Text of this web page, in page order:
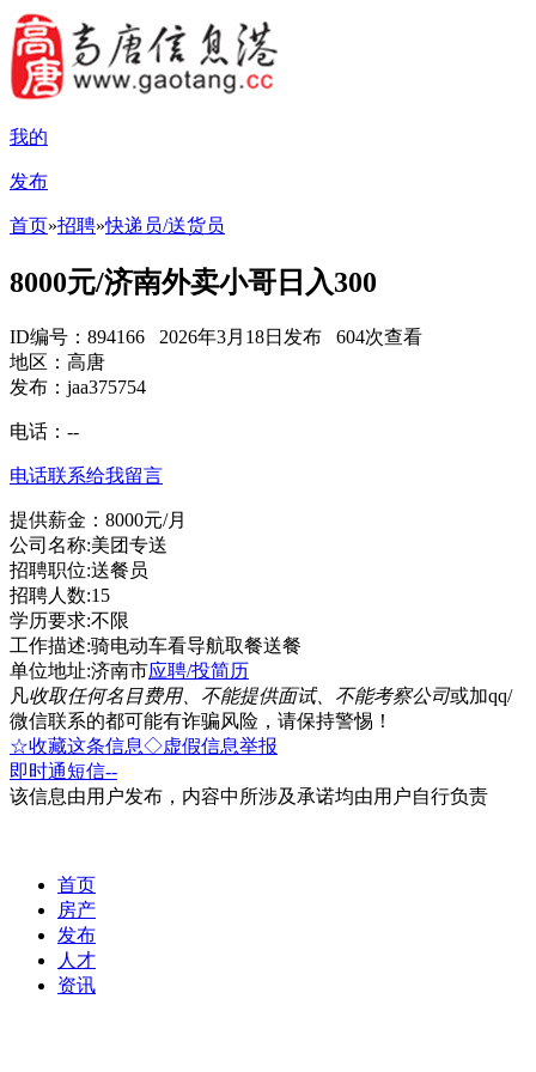
我的
发布
首页»招聘»快递员/送货员
8000元/济南外卖小哥日入300
ID编号：894166 2026年3月18日发布 604次查看
地区：高唐
发布：jaa375754
电话： --
电话联系给我留言
提供薪金：8000元/月
公司名称:美团专送
招聘职位:送餐员
招聘人数:15
学历要求:不限
工作描述:骑电动车看导航取餐送餐
单位地址:济南市应聘/投简历
凡收取任何名目费用、不能提供面试、不能考察公司或加qq/
微信联系的都可能有诈骗风险，请保持警惕！
☆收藏这条信息◇虚假信息举报
即时通短信--
该信息由用户发布，内容中所涉及承诺均由用户自行负责
首页
房产
发布
人才
资讯